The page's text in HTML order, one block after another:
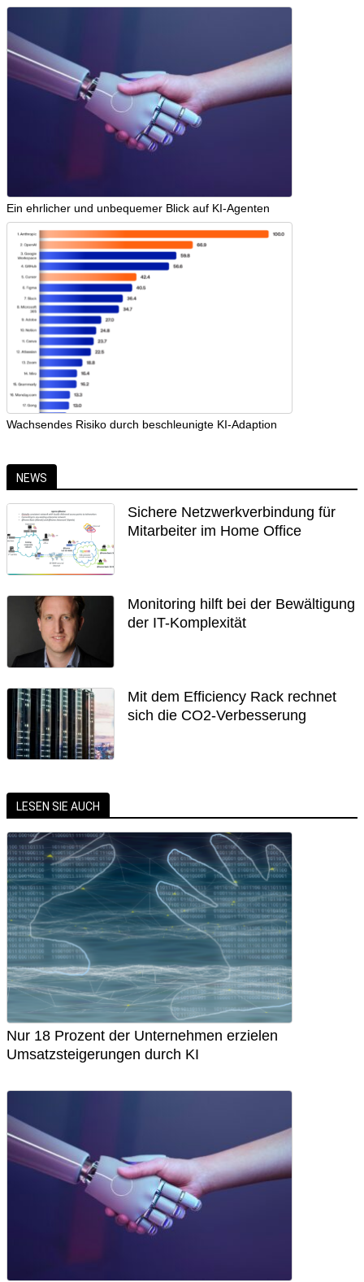
Ein ehrlicher und unbequemer Blick auf KI-Agenten
Wachsendes Risiko durch beschleunigte KI-Adaption
NEWS
Sichere Netzwerkverbindung für
Mitarbeiter im Home Office
Monitoring hilft bei der Bewältigung
der IT-Komplexität
Mit dem Efficiency Rack rechnet
sich die CO2-Verbesserung
LESEN SIE AUCH
Nur 18 Prozent der Unternehmen erzielen
Umsatzsteigerungen durch KI